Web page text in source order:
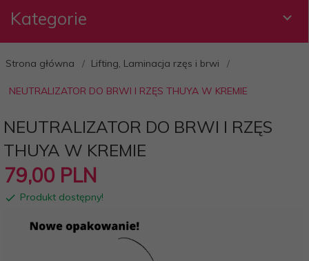
Kategorie
Strona główna Lifting, Laminacja rzęs i brwi
NEUTRALIZATOR DO BRWI I RZĘS THUYA W KREMIE
NEUTRALIZATOR DO BRWI I RZĘS
THUYA W KREMIE
79,00 PLN
Produkt dostępny!